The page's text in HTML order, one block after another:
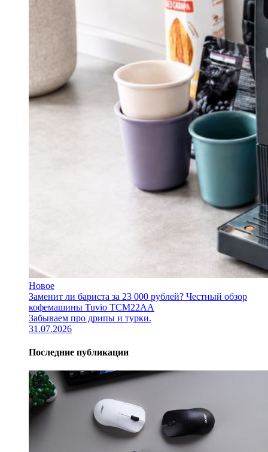
Новое
Заменит ли бариста за 23 000 рублей? Честный обзор
кофемашины Tuvio TCM22AA
Забываем про дрипы и турки.
31.07.2026
Последние публикации